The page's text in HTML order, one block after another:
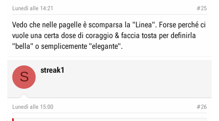
Lunedì alle 14:21 #25
Vedo che nelle pagelle è scomparsa la "Linea". Forse perché ci
vuole una certa dose di coraggio & faccia tosta per definirla
"bella" o semplicemente "elegante".
S streak1
Lunedì alle 15:00 #26